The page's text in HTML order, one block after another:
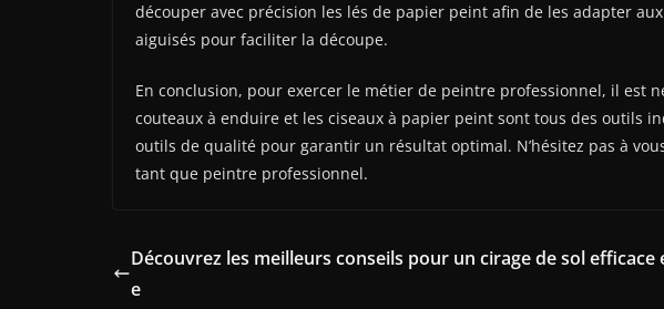
découper avec précision les lés de papier peint afin de les adapter
aiguisés pour faciliter la découpe.
En conclusion, pour exercer le métier de peintre professionnel, il est
couteaux à enduire et les ciseaux à papier peint sont tous des outils
outils de qualité pour garantir un résultat optimal. N’hésitez pas à
tant que peintre professionnel.
Découvrez les meilleurs conseils pour un cirage de sol efficace
e